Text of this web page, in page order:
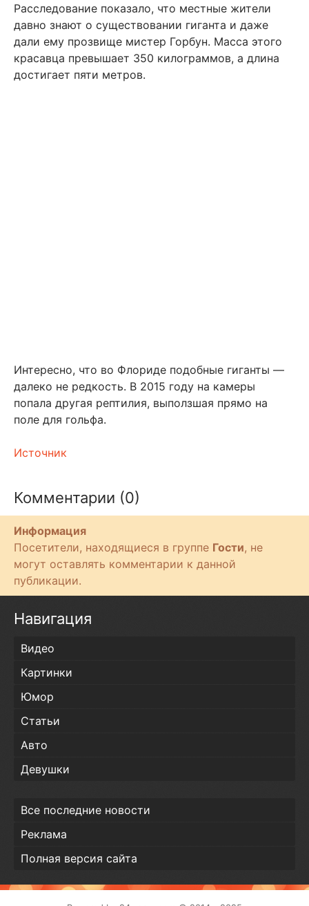
Расследование показало, что местные жители
давно знают о существовании гиганта и даже
дали ему прозвище мистер Горбун. Масса этого
красавца превышает 350 килограммов, а длина
достигает пяти метров.
Интересно, что во Флориде подобные гиганты —
далеко не редкость. В 2015 году на камеры
попала другая рептилия, выползшая прямо на
поле для гольфа.
Источник
Комментарии (0)
Информация
Посетители, находящиеся в группе Гости, не
могут оставлять комментарии к данной
публикации.
Навигация
Видео
Картинки
Юмор
Статьи
Авто
Девушки
Все последние новости
Реклама
Полная версия сайта